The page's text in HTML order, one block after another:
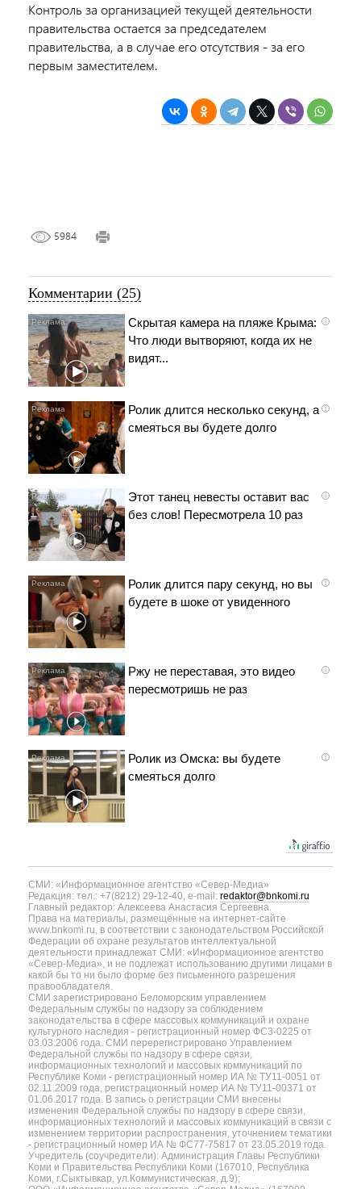
Контроль за организацией текущей деятельности
правительства остается за председателем
правительства, а в случае его отсутствия - за его
первым заместителем.
5984
Комментарии (25)
i
Скрытая камера на пляже Крыма:
Что люди вытворяют, когда их не
видят...
i
Ролик длится несколько секунд, а
смеяться вы будете долго
i
Этот танец невесты оставит вас
без слов! Пересмотрела 10 раз
i
Ролик длится пару секунд, но вы
будете в шоке от увиденного
i
Ржу не переставая, это видео
пересмотришь не раз
i
Ролик из Омска: вы будете
смеяться долго
СМИ: «Информационное агентство «Север-Медиа»
Редакция: тел.: +7(8212) 29-12-40, e-mail: redaktor@bnkomi.ru
Главный редактор: Алексеева Анастасия Сергеевна.
Права на материалы, размещённые на интернет-сайте
www.bnkomi.ru, в соответствии с законодательством Российской
Федерации об охране результатов интеллектуальной
деятельности принадлежат СМИ: «Информационное агентство
«Север-Медиа», и не подлежат использованию другими лицами в
какой бы то ни было форме без письменного разрешения
правообладателя.
СМИ зарегистрировано Беломорским управлением
Федеральным службы по надзору за соблюдением
законодательства в сфере массовых коммуникаций и охране
культурного наследия - регистрационный номер ФС3-0225 от
03.03.2006 года. СМИ перерегистрировано Управлением
Федеральной службы по надзору в сфере связи,
информационных технологий и массовых коммуникаций по
Республике Коми - регистрационный номер ИА № ТУ11-0051 от
02.11.2009 года, регистрационный номер ИА № ТУ11-00371 от
01.06.2017 года. В запись о регистрации СМИ внесены
изменения Федеральной службы по надзору в сфере связи,
информационных технологий и массовых коммуникаций в связи с
изменением территории распространения, уточнением тематики
- регистрационный номер ИА № ФС77-75817 от 23.05.2019 года.
Учредитель (соучредители): Администрация Главы Республики
Коми и Правительства Республики Коми (167010, Республика
Коми, г.Сыктывкар, ул.Коммунистическая, д.9);